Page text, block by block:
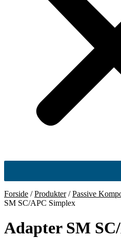
Forside /Produkter/Passive
SM SC/APC Simplex
Adapter SM